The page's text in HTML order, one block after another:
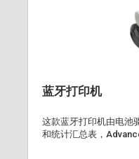
蓝牙打印机
这款蓝牙打印机由电池
和统计汇总表，